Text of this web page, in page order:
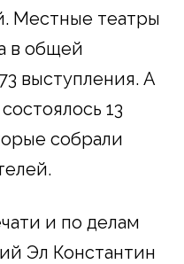
Местные театры
в общей
выступления. А
13
собрали
и по делам
Эл Константин